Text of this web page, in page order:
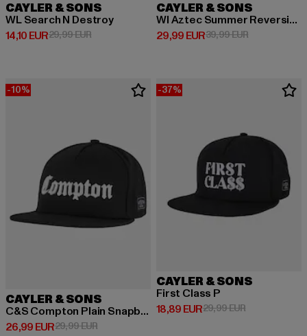
CAYLER & SONS
WL Search N Destroy
14,10 EUR
Derzeitiger Preis: 14,10 EUR
29,99 EURAktionspreis: 29,99 EUR
CAYLER & SONS
Wl Aztec Summer Reversible
29,99 EUR
Derzeitiger Preis: 29,99 EUR
39,99 EURAktionspreis:
-10%
CAYLER & SONS
C&S Compton Plain Snapback Cap
26,99 EUR
Derzeitiger Preis: 26,99 EUR
29,99 EURAktionspreis: 29,99 EUR
-37%
CAYLER & SONS
First Class P
18,89 EUR
Derzeitiger Preis: 18,89 EUR
29,99 EURAktionspreis: